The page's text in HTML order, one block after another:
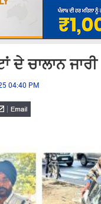
ਚਾਲਾਨ ਜਾਰੀ
04:40 PM